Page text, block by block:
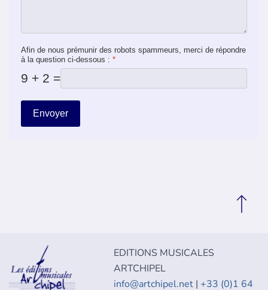
Afin de nous prémunir des robots spammeurs, merci de répondre
à la question ci-dessous : *
9 + 2 =
Envoyer
EDITIONS MUSICALES
ARTCHIPEL
info@artchipel.net | +33 (0)1 64